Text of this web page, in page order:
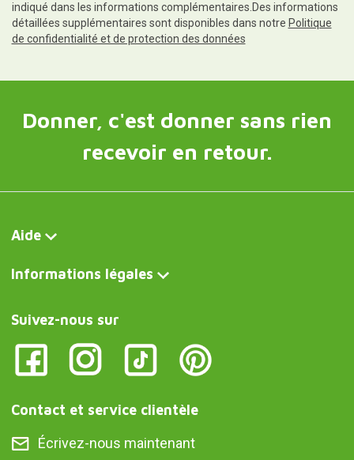
indiqué dans les informations complémentaires.Des informations
détaillées supplémentaires sont disponibles dans notre Politique
de confidentialité et de protection des données
Donner, c'est donner sans rien
recevoir en retour.
Aide
Informations légales
Suivez-nous sur
Contact et service clientèle
Écrivez-nous maintenant